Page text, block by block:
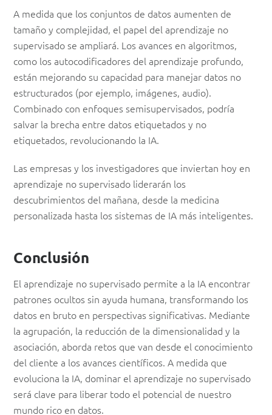
A medida que los conjuntos de datos aumenten de
tamaño y complejidad, el papel del aprendizaje no
supervisado se ampliará. Los avances en algoritmos,
como los autocodificadores del aprendizaje profundo,
están mejorando su capacidad para manejar datos no
estructurados (por ejemplo, imágenes, audio).
Combinado con enfoques semisupervisados, podría
salvar la brecha entre datos etiquetados y no
etiquetados, revolucionando la IA.
Las empresas y los investigadores que inviertan hoy en
aprendizaje no supervisado liderarán los
descubrimientos del mañana, desde la medicina
personalizada hasta los sistemas de IA más inteligentes.
Conclusión
El aprendizaje no supervisado permite a la IA encontrar
patrones ocultos sin ayuda humana, transformando los
datos en bruto en perspectivas significativas. Mediante
la agrupación, la reducción de la dimensionalidad y la
asociación, aborda retos que van desde el conocimiento
del cliente a los avances científicos. A medida que
evoluciona la IA, dominar el aprendizaje no supervisado
será clave para liberar todo el potencial de nuestro
mundo rico en datos.